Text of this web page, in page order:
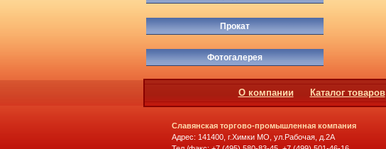
Прокат
Фотогалерея
О компании Каталог товаров
Славянская торгово-промышленная компания
Адрес: 141400, г.Химки МО, ул.Рабочая, д.2А